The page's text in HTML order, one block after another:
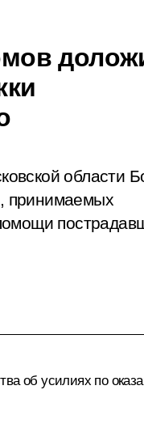
области
принимаемых
об усилиях по